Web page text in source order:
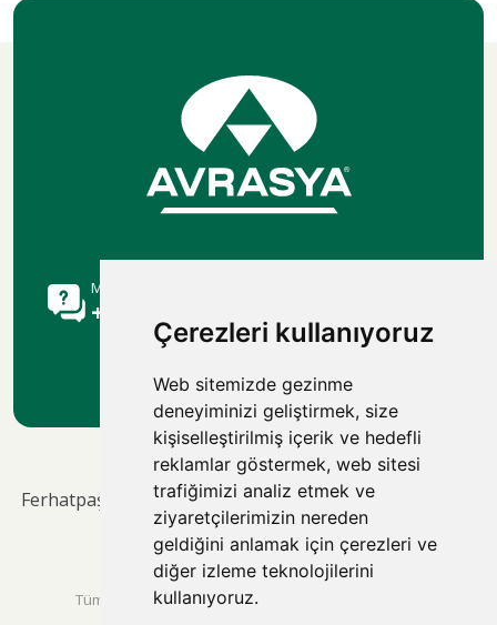
Çerezleri kullanıyoruz
Web sitemizde gezinme
deneyiminizi geliştirmek, size
kişiselleştirilmiş içerik ve hedefli
reklamlar göstermek, web sitesi
trafiğimizi analiz etmek ve
ziyaretçilerimizin nereden
geldiğini anlamak için çerezleri ve
diğer izleme teknolojilerini
kullanıyoruz.
Müşteri Danışma Hattı
+90 216 515 9113
Ferhatpaşa Mah.69. Sok. No:50/A – Ataşehir / İstanbul -
34646
Tüm Hakları Saklıdır © 2026 avrasyaasansor.com |